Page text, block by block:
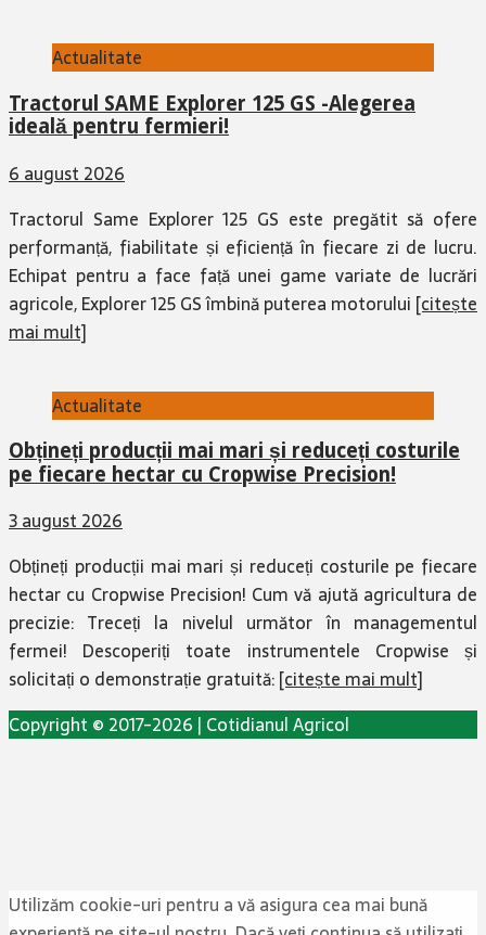
Actualitate
Tractorul SAME Explorer 125 GS -Alegerea
ideală pentru fermieri!
6 august 2026
Tractorul Same Explorer 125 GS este pregătit să ofere
performanță, fiabilitate și eficiență în fiecare zi de lucru.
Echipat pentru a face față unei game variate de lucrări
agricole, Explorer 125 GS îmbină puterea motorului [citește
mai mult]
Actualitate
Obțineți producții mai mari și reduceți costurile
pe fiecare hectar cu Cropwise Precision!
3 august 2026
Obțineți producții mai mari și reduceți costurile pe fiecare
hectar cu Cropwise Precision! Cum vă ajută agricultura de
precizie: Treceți la nivelul următor în managementul
fermei! Descoperiți toate instrumentele Cropwise și
solicitați o demonstrație gratuită:[citește mai mult]
Copyright © 2017-2026 | Cotidianul Agricol
Utilizăm cookie-uri pentru a vă asigura cea mai bună